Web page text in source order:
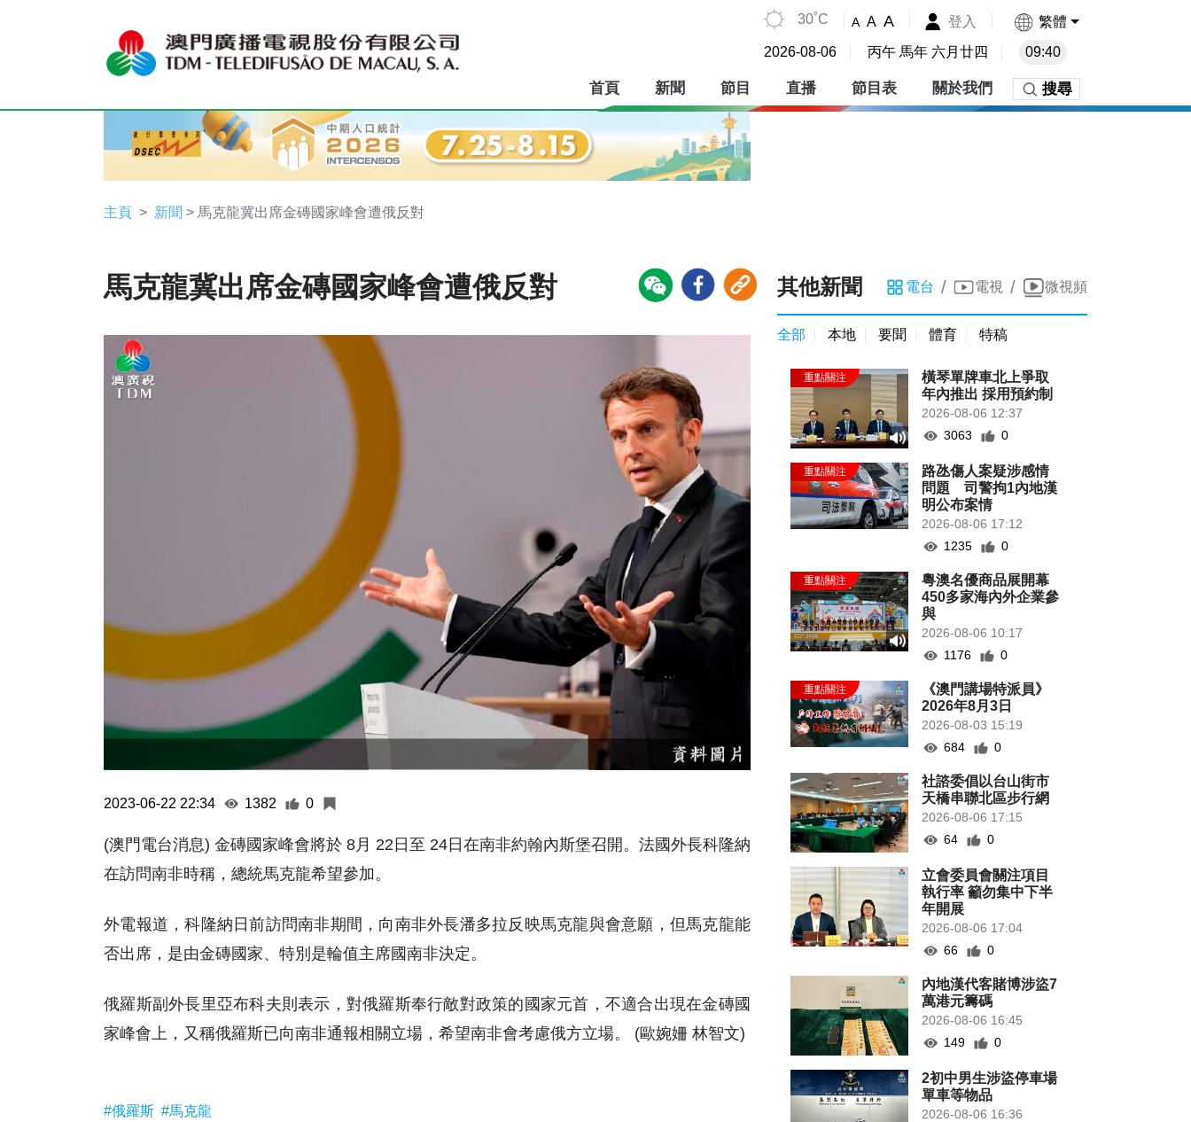
30˚C A A A 登入 繁體
2026-08-06 丙午 馬年 六月廿四 09:40
首頁 新聞 節目 直播 節目表 關於我們 搜尋
主頁 新聞 > 馬克龍冀出席金磚國家峰會遭俄反對
馬克龍冀出席金磚國家峰會遭俄反對
2023-06-22 22:34 1382 0
(澳門電台消息) 金磚國家峰會將於 8月 22日至 24日在南非約翰內斯堡召開。法國外長科隆納
在訪問南非時稱，總統馬克龍希望參加。
外電報道，科隆納日前訪問南非期間，向南非外長潘多拉反映馬克龍與會意願，但馬克龍能
否出席，是由金磚國家、特別是輪值主席國南非決定。
俄羅斯副外長里亞布科夫則表示，對俄羅斯奉行敵對政策的國家元首，不適合出現在金磚國
家峰會上，又稱俄羅斯已向南非通報相關立場，希望南非會考慮俄方立場。 (歐婉姍 林智文)
#俄羅斯 #馬克龍
其他新聞 電台 / 電視 / 微視頻
全部 本地 要聞 體育 特稿
橫琴單牌車北上爭取
年內推出 採用預約制
2026-08-06 12:37
3063
0
路氹傷人案疑涉感情
問題 司警拘1內地漢
明公布案情
2026-08-06 17:12
1235
0
粵澳名優商品展開幕
450多家海內外企業參
與
2026-08-06 10:17
1176
0
《澳門講場特派員》
2026年8月3日
2026-08-03 15:19
684
0
社諮委倡以台山街市
天橋串聯北區步行網
2026-08-06 17:15
64
0
立會委員會關注項目
執行率 籲勿集中下半
年開展
2026-08-06 17:04
66
0
內地漢代客賭博涉盜7
萬港元籌碼
2026-08-06 16:45
149
0
2初中男生涉盜停車場
單車等物品
2026-08-06 16:36